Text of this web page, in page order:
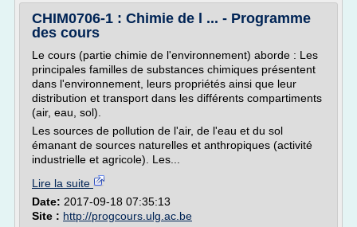
CHIM0706-1 : Chimie de l ... - Programme
des cours
Le cours (partie chimie de l'environnement) aborde : Les
principales familles de substances chimiques présentent
dans l'environnement, leurs propriétés ainsi que leur
distribution et transport dans les différents compartiments
(air, eau, sol).
Les sources de pollution de l'air, de l'eau et du sol
émanant de sources naturelles et anthropiques (activité
industrielle et agricole). Les...
Lire la suite
Date: 2017-09-18 07:35:13
Site : http://progcours.ulg.ac.be